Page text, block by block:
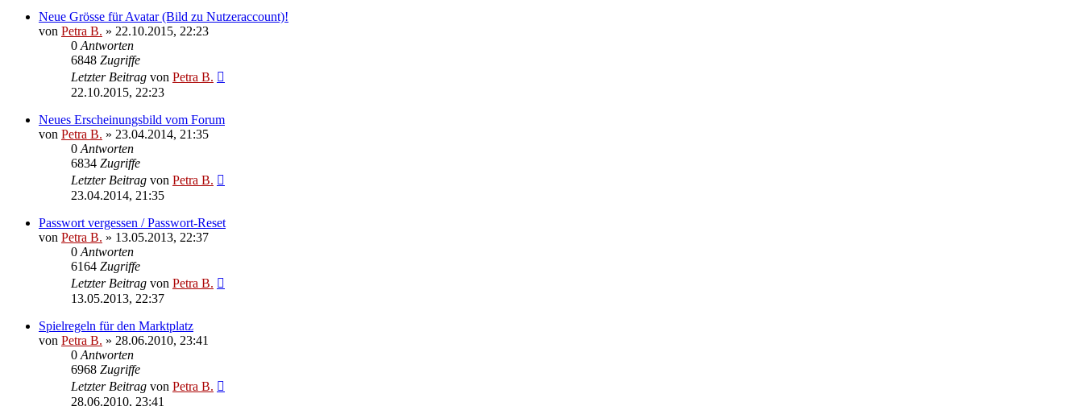
Neue Grösse für Avatar (Bild zu Nutzeraccount)!
von Petra B. » 22.10.2015, 22:23
0Antworten
6848 Zugriffe
Letzter Beitrag von Petra B.
22.10.2015, 22:23
Neues Erscheinungsbild vom Forum
von Petra B. » 23.04.2014, 21:35
0Antworten
6834 Zugriffe
Letzter Beitrag von Petra B.
23.04.2014, 21:35
Passwort vergessen / Passwort-Reset
von Petra B. » 13.05.2013, 22:37
0Antworten
6164 Zugriffe
Letzter Beitrag von Petra B.
13.05.2013, 22:37
Spielregeln für den Marktplatz
von Petra B. » 28.06.2010, 23:41
0Antworten
6968 Zugriffe
Letzter Beitrag von Petra B.
28.06.2010, 23:41